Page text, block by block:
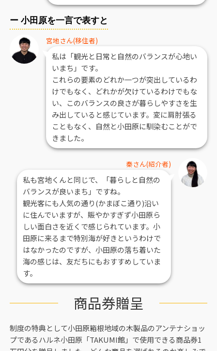
ー 小田原を一言で表すと
宮地さん(移住者)
私は「観光と日常と自然のバランスが心地い
いまち」です。
これらの要素のどれか一つが突出しているわ
けでもなく、どれかが欠けているわけでもな
い、このバランスの良さが暮らしやすさを生
み出していると感じています。変に肩肘張る
こともなく、自然と小田原に馴染むことがで
きました。
秦さん(紹介者)
私も宮地くんと同じで、「暮らしと自然の
バランスが良いまち」ですね。
観光客にも人気の通り(かまぼこ通り)沿い
に住んでいますが、賑やかすぎず小田原ら
しい面白さを近くで感じられています。小
田原に来るまで特別海が好きというわけで
はなかったのですが、小田原の落ち着いた
海の感じは、友だちにもおすすめしていま
す。
商品券贈呈
制度の特典として小田原箱根地域の木製品のアンテナショッ
プであるハルネ小田原「TAKUMI館」で使用できる商品券1